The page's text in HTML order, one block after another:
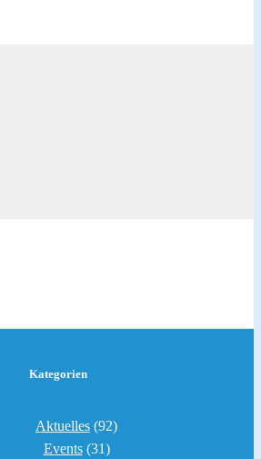
Kategorien
Aktuelles (92)
Events(31)